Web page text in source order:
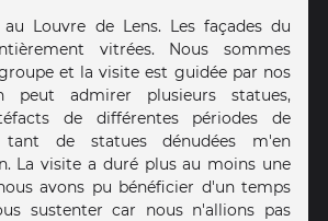
Louvre de Lens. Les façades du
vitrées. Nous sommes
et la visite est guidée par nos
peut admirer plusieurs statues,
de différentes périodes de
tant de statues dénudées m'en
La visite a duré plus au moins une
avons pu bénéficier d'un temps
sustenter car nous n'allions pas